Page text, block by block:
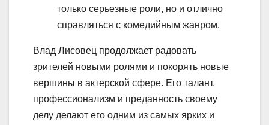
только серьезные роли, но и отлично
справляться с комедийным жанром.
Влад Лисовец продолжает радовать
зрителей новыми ролями и покорять новые
вершины в актерской сфере. Его талант,
профессионализм и преданность своему
делу делают его одним из самых ярких и